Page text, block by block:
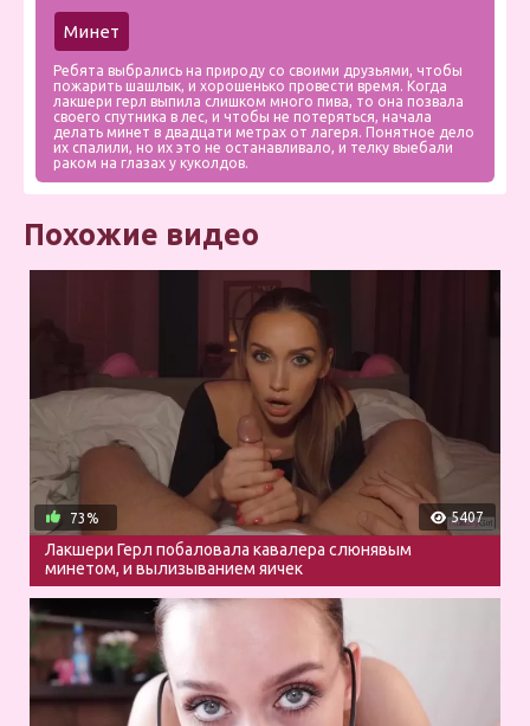
Минет
Ребята выбрались на природу со своими друзьями, чтобы
пожарить шашлык, и хорошенько провести время. Когда
лакшери герл выпила слишком много пива, то она позвала
своего спутника в лес, и чтобы не потеряться, начала
делать минет в двадцати метрах от лагеря. Понятное дело
их спалили, но их это не останавливало, и телку выебали
раком на глазах у куколдов.
Похожие видео
5407
73%
Лакшери Герл побаловала кавалера слюнявым
минетом, и вылизыванием яичек